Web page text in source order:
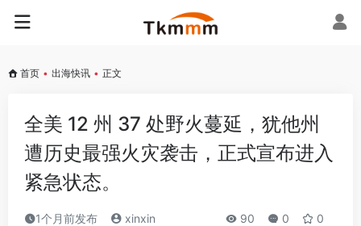
首页 • 出海快讯 • 正文
全美 12 州 37 处野火蔓延，犹他州
遭历史最强火灾袭击，正式宣布进入
紧急状态。
1个月前发布 xinxin 90 0 0